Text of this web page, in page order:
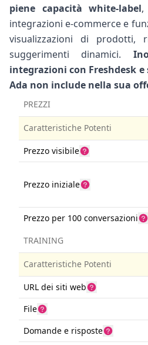
piene capacità white-label,
integrazioni e-commerce e
visualizzazioni di prodotti,
suggerimenti dinamici.
integrazioni con Freshdesk
Ada non include nella sua
PREZZI
Caratteristiche Potenti
Prezzo visibile
Prezzo iniziale
Prezzo per 100 conversazioni
TRAINING
Caratteristiche Potenti
URL dei siti web
File
Domande e risposte